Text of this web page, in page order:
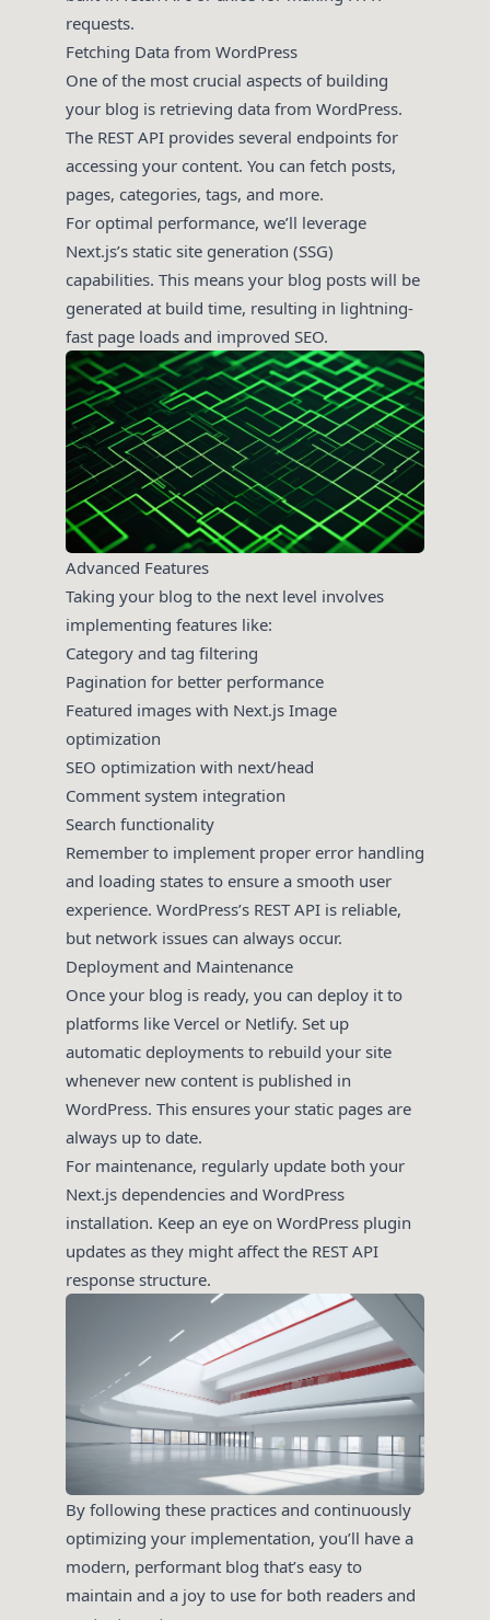
requests.
Fetching Data from WordPress
One of the most crucial aspects of building
your blog is retrieving data from WordPress.
The REST API provides several endpoints for
accessing your content. You can fetch posts,
pages, categories, tags, and more.
For optimal performance, we’ll leverage
Next.js’s static site generation (SSG)
capabilities. This means your blog posts will be
generated at build time, resulting in lightning-
fast page loads and improved SEO.
Advanced Features
Taking your blog to the next level involves
implementing features like:
Category and tag filtering
Pagination for better performance
Featured images with Next.js Image
optimization
SEO optimization with next/head
Comment system integration
Search functionality
Remember to implement proper error handling
and loading states to ensure a smooth user
experience. WordPress’s REST API is reliable,
but network issues can always occur.
Deployment and Maintenance
Once your blog is ready, you can deploy it to
platforms like Vercel or Netlify. Set up
automatic deployments to rebuild your site
whenever new content is published in
WordPress. This ensures your static pages are
always up to date.
For maintenance, regularly update both your
Next.js dependencies and WordPress
installation. Keep an eye on WordPress plugin
updates as they might affect the REST API
response structure.
By following these practices and continuously
optimizing your implementation, you’ll have a
modern, performant blog that’s easy to
maintain and a joy to use for both readers and